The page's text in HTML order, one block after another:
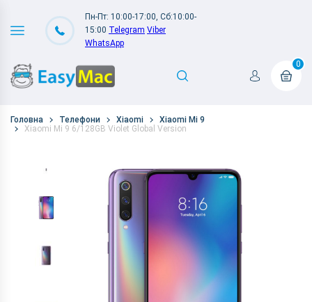
Пн-Пт: 10:00-17:00, Сб:10:00-
15:00 Telegram Viber
WhatsApp
0
Головна Телефони Xiaomi
Xiaomi Mi 9
Xiaomi Mi 9 6/128GB Violet Global Version